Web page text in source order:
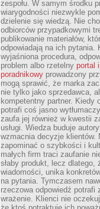
zespołu. W samym środku
wiarygodności niezwykle
dzielenie się wiedzą. Nie
odbiorców przypadkowymi
publikowanie materiałów,
odpowiadają na ich pytania.
wyjaśniona procedura,
problem albo rzetelny portal
poradnikowy prowadzony
mogą sprawić, że marka
nie tylko jako sprzedawca,
kompetentny partner. Kiedy
potrafi coś jasno
zaufa jej również w kwestii
usługi. Wiedza buduje
wzmacnia decyzje klientów.
zapominać o szybkości i
małych firm traci zaufanie
słaby produkt, lecz dlatego,
wiadomości, unika
na pytania. Tymczasem
rzeczowa odpowiedź potrafi
wrażenie. Klienci nie